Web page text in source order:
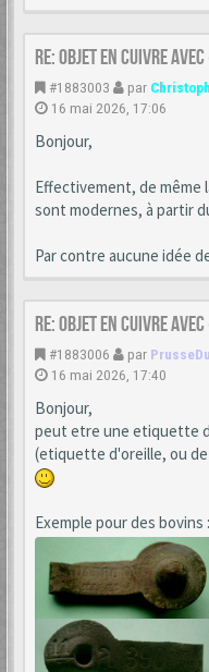
Re: Objet en cuivre
#1883003 par
16 mai 2026, 17:06
Bonjour,
Effectivement, de même
sont modernes, à partir
Par contre aucune idée
Re: Objet en cuivre
#1883006 par
16 mai 2026, 17:40
Bonjour,
peut etre une etiquette
(etiquette d'oreille, ou de
Exemple pour des bovins :